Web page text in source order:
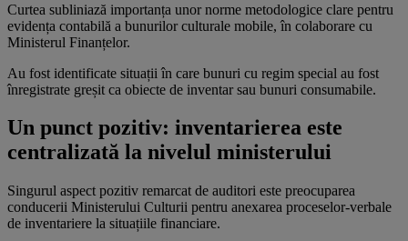
Curtea subliniază importanța unor norme metodologice clare pentru
evidența contabilă a bunurilor culturale mobile, în colaborare cu
Ministerul Finanțelor.
Au fost identificate situații în care bunuri cu regim special au fost
înregistrate greșit ca obiecte de inventar sau bunuri consumabile.
Un punct pozitiv: inventarierea este
centralizată la nivelul ministerului
Singurul aspect pozitiv remarcat de auditori este preocuparea
conducerii Ministerului Culturii pentru anexarea proceselor-verbale
de inventariere la situațiile financiare.